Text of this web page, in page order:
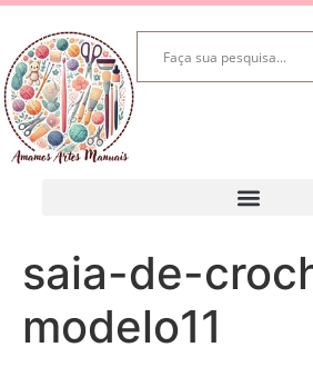
saia-de-
modelo11